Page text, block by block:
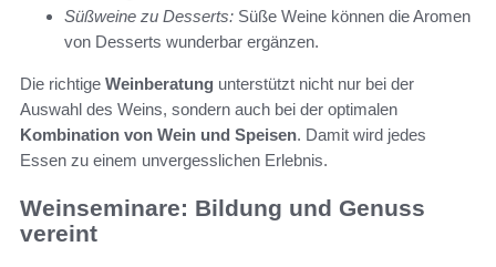
Süßweine zu Desserts: Süße Weine können die Aromen
von Desserts wunderbar ergänzen.
Die richtige Weinberatung unterstützt nicht nur bei der
Auswahl des Weins, sondern auch bei der optimalen
Kombination von Wein und Speisen. Damit wird jedes
Essen zu einem unvergesslichen Erlebnis.
Weinseminare: Bildung und Genuss
vereint